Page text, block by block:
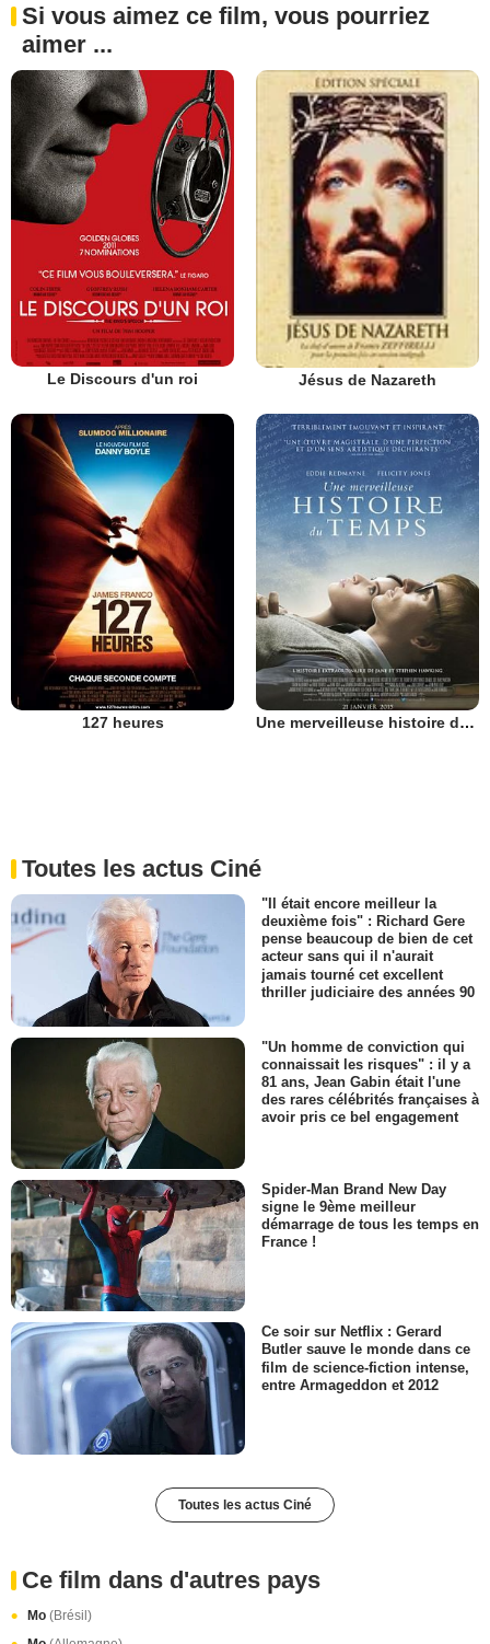
Si vous aimez ce film, vous pourriez
aimer ...
Le Discours d'un roi Jésus de Nazareth
127 heures Une merveilleuse histoire du temps
Toutes les actus Ciné
"Il était encore meilleur la
deuxième fois" : Richard Gere
pense beaucoup de bien de cet
acteur sans qui il n'aurait
jamais tourné cet excellent
thriller judiciaire des années 90
"Un homme de conviction qui
connaissait les risques" : il y a
81 ans, Jean Gabin était l'une
des rares célébrités françaises à
avoir pris ce bel engagement
Spider-Man Brand New Day
signe le 9ème meilleur
démarrage de tous les temps en
France !
Ce soir sur Netflix : Gerard
Butler sauve le monde dans ce
film de science-fiction intense,
entre Armageddon et 2012
Toutes les actus Ciné
Ce film dans d'autres pays
Mo (Brésil)